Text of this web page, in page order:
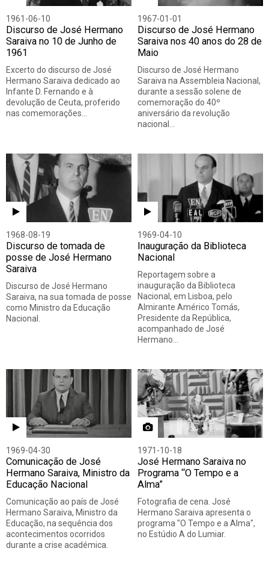
1961-06-10
Discurso de José Hermano
Saraiva no 10 de Junho de
1961
Excerto do discurso de José
Hermano Saraiva dedicado ao
Infante D. Fernando e à
devolução de Ceuta, proferido
nas comemorações…
1967-01-01
Discurso de José Hermano
Saraiva nos 40 anos do 28 de
Maio
Discurso de José Hermano
Saraiva na Assembleia Nacional,
durante a sessão solene de
comemoração do 40º
aniversário da revolução
nacional…
1968-08-19
Discurso de tomada de
posse de José Hermano
Saraiva
Discurso de José Hermano
Saraiva, na sua tomada de posse
como Ministro da Educação
Nacional.
1969-04-10
Inauguração da Biblioteca
Nacional
Reportagem sobre a
inauguração da Biblioteca
Nacional, em Lisboa, pelo
Almirante Américo Tomás,
Presidente da República,
acompanhado de José
Hermano…
1969-04-30
Comunicação de José
Hermano Saraiva, Ministro da
Educação Nacional
Comunicação ao país de José
Hermano Saraiva, Ministro da
Educação, na sequência dos
acontecimentos ocorridos
durante a crise académica.
1971-10-18
José Hermano Saraiva no
Programa “O Tempo e a
Alma”
Fotografia de cena. José
Hermano Saraiva apresenta o
programa "O Tempo e a Alma",
no Estúdio A do Lumiar.